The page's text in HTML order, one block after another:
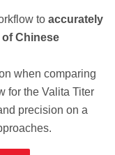
to accurately
Chinese
when comparing
for the Valita Titer
precision on a